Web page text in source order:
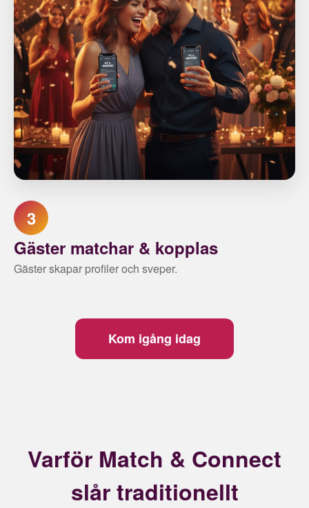
3
Gäster matchar & kopplas
Gäster skapar profiler och sveper.
Kom igång idag
Varför Match & Connect
slår traditionellt